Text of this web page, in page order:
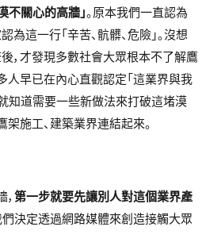
不關心的高牆」。原本我們一直認為
這一行「辛苦、骯髒、危險」。沒想
，才發現多數社會大眾根本不了解鷹
人早已在內心直觀認定「這業界與我
就知道需要一些新做法來打破這堵漠
施工、建築業界連結起來。
第一步就要先讓別人對這個業界產
們決定透過網路媒體來創造接觸大眾